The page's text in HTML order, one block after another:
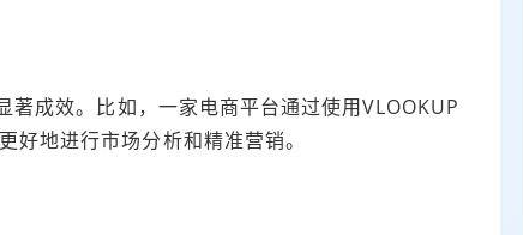
成效。比如，一家电商平台通过使用VLOOKUP
好地进行市场分析和精准营销。